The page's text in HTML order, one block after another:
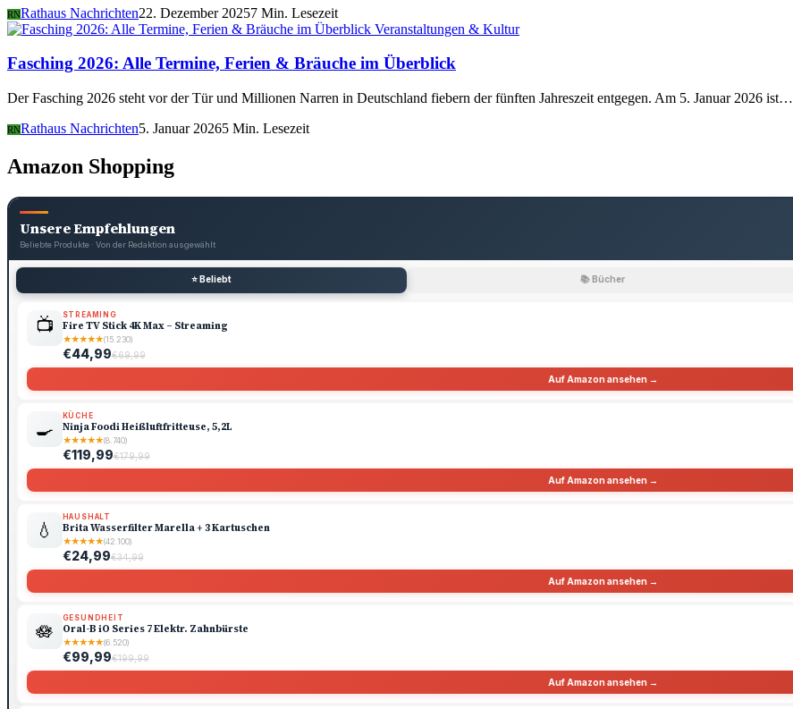
RNRathaus Nachrichten22. Dezember 20257 Min. Lesezeit
Veranstaltungen & Kultur
Fasching 2026: Alle Termine, Ferien & Bräuche im Überblick
Der Fasching 2026 steht vor der Tür und Millionen Narren in Deutschland fiebern der fünften Jahreszeit entgegen. Am 5. Januar 2026 ist…
RNRathaus Nachrichten5. Januar 20265 Min. Lesezeit
Amazon Shopping
Unsere Empfehlungen
Beliebte Produkte · Von der Redaktion ausgewählt
⭐ Beliebt 📚 Bücher
📺 STREAMING
Fire TV Stick 4K Max – Streaming
★★★★★(15.230)
€44,99€69,99
Auf Amazon ansehen →
🍳
KÜCHE
Ninja Foodi Heißluftfritteuse, 5,2L
★★★★★(8.740)
€119,99€179,99
Auf Amazon ansehen →
💧
HAUSHALT
Brita Wasserfilter Marella + 3 Kartuschen
★★★★★(42.100)
€24,99€34,99
Auf Amazon ansehen →
🪷
GESUNDHEIT
Oral-B iO Series 7 Elektr. Zahnbürste
★★★★★(6.520)
€99,99€199,99
Auf Amazon ansehen →